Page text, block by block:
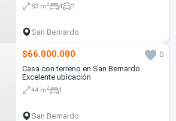
83 m2 4 1
San Bernardo
$66.000.000
0
Casa con terreno en San Bernardo.
Excelente ubicación
44 m2 1
San Bernardo